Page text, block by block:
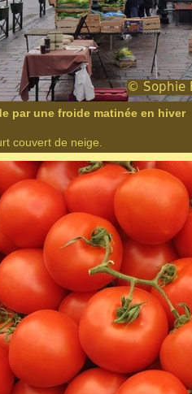
par une froide matinée en hiver
couvert de neige.